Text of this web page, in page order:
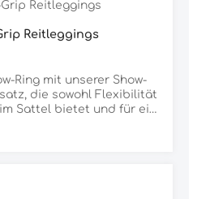
Reitleggings
Ring mit unserer Show-
die sowohl Flexibilität
Sattel bietet und für eine
sondern sorgt auch für
flexibel und frisch im